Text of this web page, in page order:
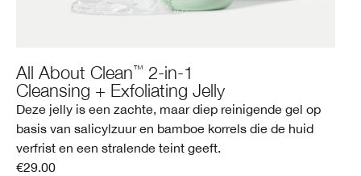
All About Clean™ 2-in-1
Cleansing + Exfoliating Jelly
Deze jelly is een zachte, maar diep reinigende gel op
basis van salicylzuur en bamboe korrels die de huid
verfrist en een stralende teint geeft.
€29.00